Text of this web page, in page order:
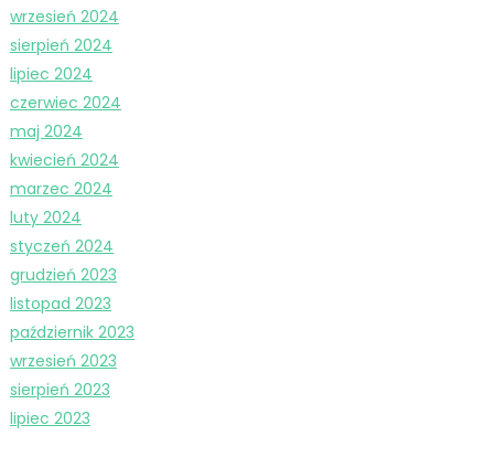
wrzesień 2024
sierpień 2024
lipiec 2024
czerwiec 2024
maj 2024
kwiecień 2024
marzec 2024
luty 2024
styczeń 2024
grudzień 2023
listopad 2023
październik 2023
wrzesień 2023
sierpień 2023
lipiec 2023